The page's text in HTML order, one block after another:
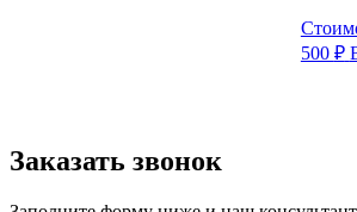
500 ₽
Заказать звонок